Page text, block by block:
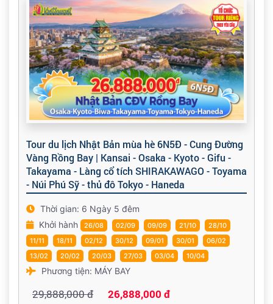
Tour du lịch Nhật Bản mùa hè 6N5Đ - Cung Đường
Vàng Rồng Bay | Kansai - Osaka - Kyoto - Gifu -
Takayama - Làng cổ tích SHIRAKAWAGO - Toyama
- Núi Phú Sỹ - thủ đô Tokyo - Haneda
Thời gian: 6 Ngày 5 đêm
Khởi hành
26/08 02/09 09/09 21/10
28/10
11/11
18/11 02/12 30/12 09/01 30/01
06/02
13/02
20/02 20/03 27/03 03/04 10/04
Phương tiện: MÁY BAY
29,888,000 đ 26,888,000 đ